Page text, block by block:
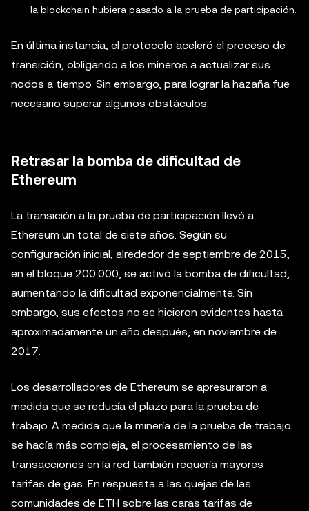
la blockchain hubiera pasado a la prueba de participación.
En última instancia, el protocolo aceleró el proceso de
transición, obligando a los mineros a actualizar sus
nodos a tiempo. Sin embargo, para lograr la hazaña fue
necesario superar algunos obstáculos.
Retrasar la bomba de dificultad de
Ethereum
La transición a la prueba de participación llevó a
Ethereum un total de siete años. Según su
configuración inicial, alrededor de septiembre de 2015,
en el bloque 200.000, se activó la bomba de dificultad,
aumentando la dificultad exponencialmente. Sin
embargo, sus efectos no se hicieron evidentes hasta
aproximadamente un año después, en noviembre de
2017.
Los desarrolladores de Ethereum se apresuraron a
medida que se reducía el plazo para la prueba de
trabajo. A medida que la minería de la prueba de trabajo
se hacía más compleja, el procesamiento de las
transacciones en la red también requería mayores
tarifas de gas. En respuesta a las quejas de las
comunidades de ETH sobre las caras tarifas de